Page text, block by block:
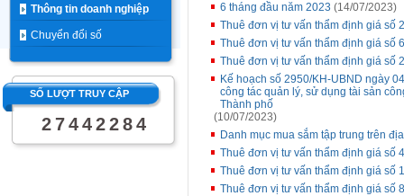
Thông tin doanh nghiệp
Chuyển đổi số
SỐ LƯỢT TRUY CẬP
2 7 4 4 2 2 8 4
6 tháng đầu năm 2023 (14/07/2023)
Thuê đơn vị tư vấn thẩm định giá số
Thuê đơn vị tư vấn thẩm định giá số
Thuê đơn vị tư vấn thẩm định giá số
Kế hoạch số 2950/KH-UBND ngày
công tác quản lý, sử dụng tài sản
Thành phố
(10/07/2023)
Danh mục mua sắm tập trung trên
Thuê đơn vị tư vấn thẩm định giá số
Thuê đơn vị tư vấn thẩm định giá số
Thuê đơn vị tư vấn thẩm định giá số